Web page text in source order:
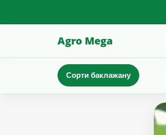
Agro Mega
Сорти баклажану